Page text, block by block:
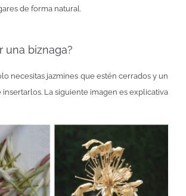
de forma natural.
una biznaga?
necesitas jazmines que estén cerrados y un
La siguiente imagen es explicativa